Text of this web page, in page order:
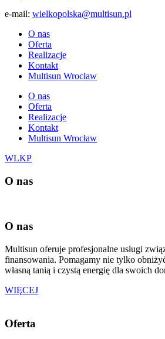
e-mail: wielkopolska@multisun.pl
O nas
Oferta
Realizacje
Kontakt
Multisun Wrocław
O nas
Oferta
Realizacje
Kontakt
Multisun Wrocław
WLKP
O nas
O nas
Multisun oferuje profesjonalne usługi
finansowania. Pomagamy nie tylko
własną tanią i czystą energię dla swoich
WIĘCEJ
Oferta